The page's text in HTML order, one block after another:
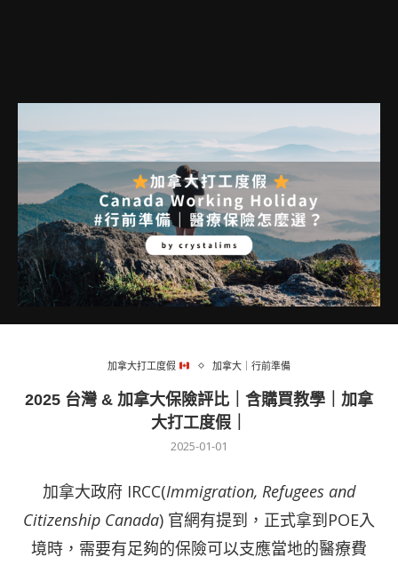
加拿大打工度假 加拿大｜行前準備
2025 台灣 & 加拿大保險評比｜含購買教學｜加拿
大打工度假｜
2025-01-01
加拿大政府 IRCC(Immigration, Refugees and
Citizenship Canada) 官網有提到，正式拿到POE入
境時，需要有足夠的保險可以支應當地的醫療費